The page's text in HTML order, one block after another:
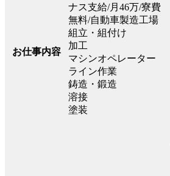
お仕事内容
ナス支給/月46万/寮費
無料/自動車製造工場
組立・組付け
加工
マシンオペレーター
ライン作業
鋳造・鍛造
溶接
塗装